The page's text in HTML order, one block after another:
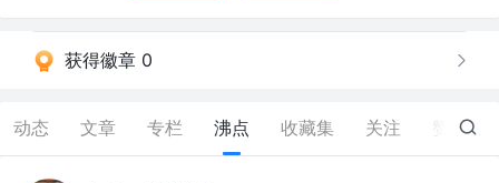
获得徽章 0
动态 文章 专栏 沸点 收藏集 关注 1